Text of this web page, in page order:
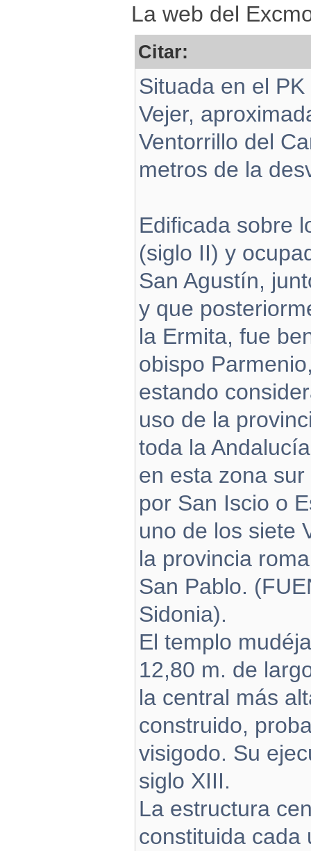
La web del
Citar:
Situada en el
Vejer,
Ventorrillo del
metros de la
Edificada sobre
(siglo II) y
San Agustín,
y que
la Ermita, fue
obispo
estando
uso de la
toda la
en esta zona
por San Iscio o
uno de los siete
la provincia
San Pablo.
Sidonia).
El templo
12,80 m. de
la central más
construido,
visigodo. Su
siglo XIII.
La estructura
constituida cada